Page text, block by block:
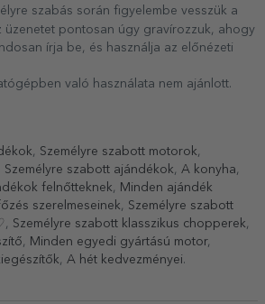
szabás során figyelembe vesszük a
üzenetet pontosan úgy gravírozzuk, ahogy
írja be, és használja az előnézeti
való használata nem ajánlott.
, Személyre szabott motorok,
Személyre szabott ajándékok, A konyha,
felnőtteknek, Minden ajándék
szerelmeseinek, Személyre szabott
, Személyre szabott klasszikus chopperek,
, Minden egyedi gyártású motor,
, A hét kedvezményei.